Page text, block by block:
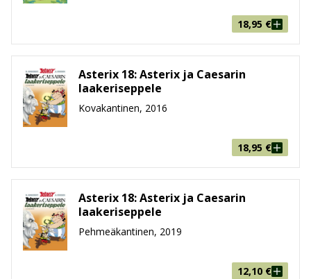
18,95 €
Asterix 18: Asterix ja Caesarin
laakeriseppele
Kovakantinen, 2016
18,95 €
Asterix 18: Asterix ja Caesarin
laakeriseppele
Pehmeäkantinen, 2019
12,10 €